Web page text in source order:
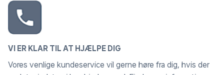
VI ER KLAR TIL AT HJÆLPE DIG
Vores venlige kundeservice vil gerne høre fra dig, hvis der